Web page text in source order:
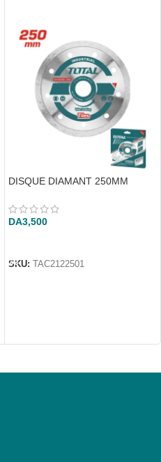
DISQUE DIAMANT 250MM
DA3,500
SKU: TAC2122501